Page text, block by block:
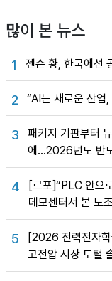
많이 본 뉴스
1 젠슨 황, 한국에선
2 “AI는 새로운 산업
3
패키지 기판부터
에…2026년도 반
4
[르포]“PLC 안으
데모센터서 본 노
5
[2026 전력전자
고전압 시장 토털